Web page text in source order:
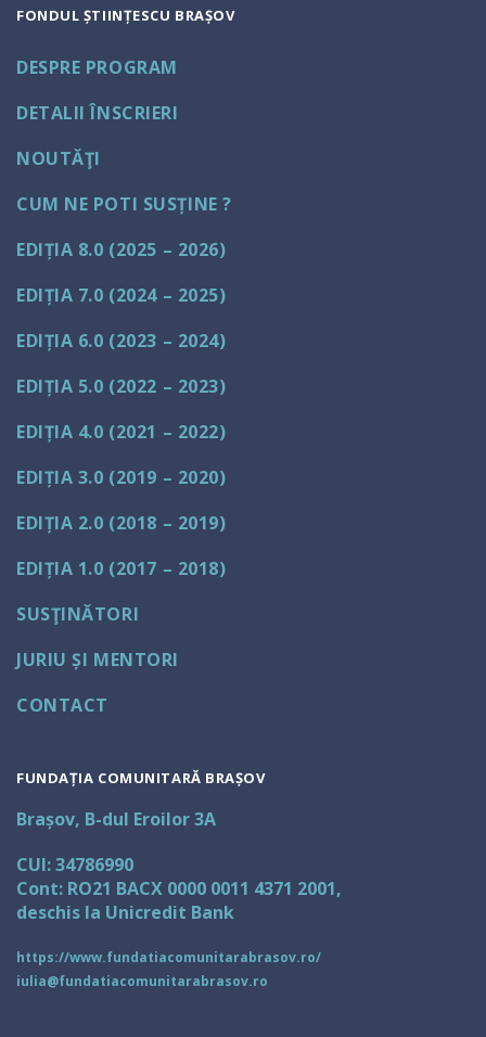
FONDUL ȘTIINȚESCU BRAȘOV
DESPRE PROGRAM
DETALII ÎNSCRIERI
NOUTĂŢI
CUM NE POTI SUSȚINE ?
EDIȚIA 8.0 (2025 – 2026)
EDIȚIA 7.0 (2024 – 2025)
EDIȚIA 6.0 (2023 – 2024)
EDIȚIA 5.0 (2022 – 2023)
EDIȚIA 4.0 (2021 – 2022)
EDIȚIA 3.0 (2019 – 2020)
EDIȚIA 2.0 (2018 – 2019)
EDIȚIA 1.0 (2017 – 2018)
SUSŢINĂTORI
JURIU ȘI MENTORI
CONTACT
FUNDAȚIA COMUNITARĂ BRAȘOV
Brașov, B-dul Eroilor 3A
CUI: 34786990
Cont: RO21 BACX 0000 0011 4371 2001,
deschis la Unicredit Bank
https://www.fundatiacomunitarabrasov.ro/
iulia@fundatiacomunitarabrasov.ro